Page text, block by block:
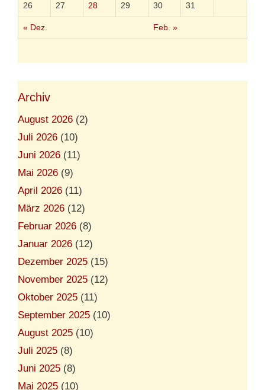
« Dez. Feb. »
26 27 28 29 30 31
Archiv
August 2026 (2)
Juli 2026 (10)
Juni 2026 (11)
Mai 2026 (9)
April 2026 (11)
März 2026 (12)
Februar 2026 (8)
Januar 2026 (12)
Dezember 2025 (15)
November 2025 (12)
Oktober 2025 (11)
September 2025 (10)
August 2025 (10)
Juli 2025 (8)
Juni 2025 (8)
Mai 2025 (10)